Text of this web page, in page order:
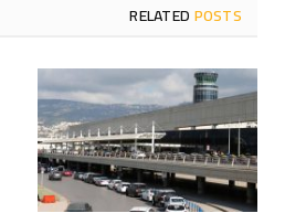
RELATEDPOSTS